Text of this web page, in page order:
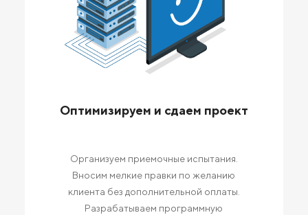
Оптимизируем и сдаем проект
Организуем приемочные испытания.
Вносим мелкие правки по желанию
клиента без дополнительной оплаты.
Разрабатываем программную